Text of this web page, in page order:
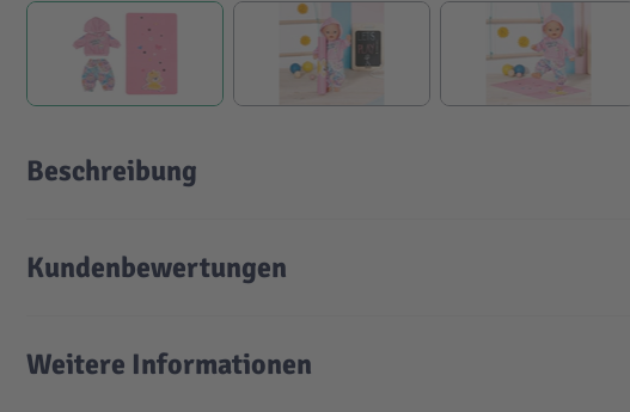
Beschreibung
Kundenbewertungen
Weitere Informationen